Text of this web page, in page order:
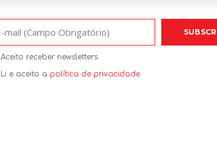
Aceito receber newsletters
Li e aceito a política de privacidade